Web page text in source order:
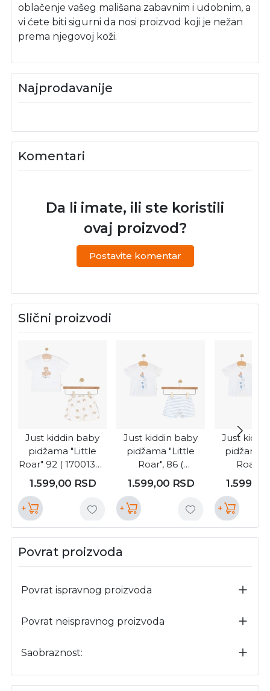
oblačenje vašeg mališana zabavnim i udobnim, a
vi ćete biti sigurni da nosi proizvod koji je nežan
prema njegovoj koži.
Najprodavanije
Komentari
Da li imate, ili ste koristili
ovaj proizvod?
Postavite komentar
Slični proizvodi
Just kiddin baby
pidžama "Little
Roar" 92 ( 17001333
)
1.599,00 RSD
+
Just kiddin baby
pidžama "Little
Roar", 86 (
17001340 )
1.599,00 RSD
+
Just
pidžama
Roar",
1.599,00
+
Povrat proizvoda
Povrat ispravnog proizvoda
Povrat neispravnog proizvoda
Saobraznost: